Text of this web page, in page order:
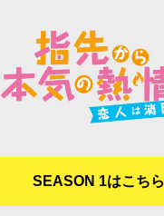
SEASON 1はこちら